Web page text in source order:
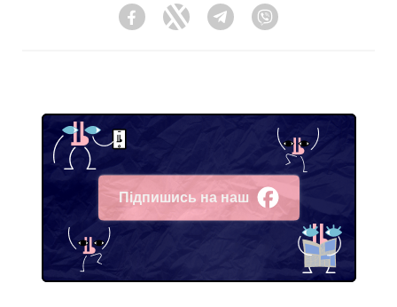
FacebookTwitter Telegram
Підпишись на наш
Facebook